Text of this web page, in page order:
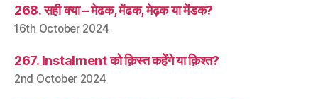
268. सही क्या – मेढक, मेंढक, मेढ़क या मेंडक?
16th October 2024
267. Instalment को क़िस्त कहेंगे या क़िश्त?
2nd October 2024